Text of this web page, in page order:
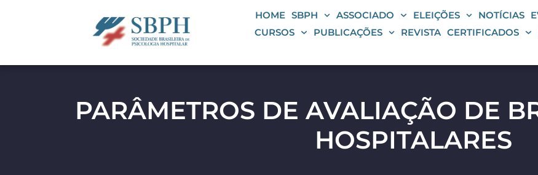
HOME SBPH ASSOCIADO ELEIÇÕES NOTÍCIAS
CURSOS
PUBLICAÇÕES REVISTA CERTIFICADOS
PARÂMETROS DE AVALIAÇÃO DE
HOSPITALARES